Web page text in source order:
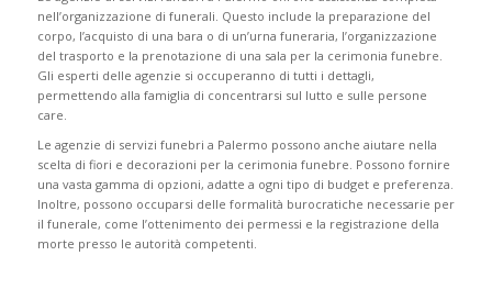
nell’organizzazione di funerali. Questo include la preparazione del
corpo, l’acquisto di una bara o di un’urna funeraria, l’organizzazione
del trasporto e la prenotazione di una sala per la cerimonia funebre.
Gli esperti delle agenzie si occuperanno di tutti i dettagli,
permettendo alla famiglia di concentrarsi sul lutto e sulle persone
care.
Le agenzie di servizi funebri a Palermo possono anche aiutare nella
scelta di fiori e decorazioni per la cerimonia funebre. Possono fornire
una vasta gamma di opzioni, adatte a ogni tipo di budget e preferenza.
Inoltre, possono occuparsi delle formalità burocratiche necessarie per
il funerale, come l’ottenimento dei permessi e la registrazione della
morte presso le autorità competenti.